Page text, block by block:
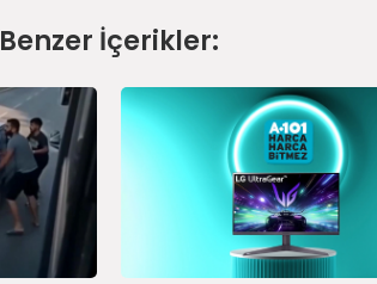
Benzer İçerikler: